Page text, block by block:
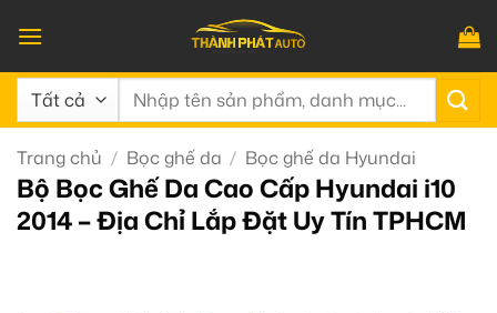
qua
nội
dung
Tìm
Trang chủ / Bọc ghế da / Bọc ghế da Hyundai
Bộ Bọc Ghế Da Cao Cấp Hyundai i10
2014 – Địa Chỉ Lắp Đặt Uy Tín TPHCM